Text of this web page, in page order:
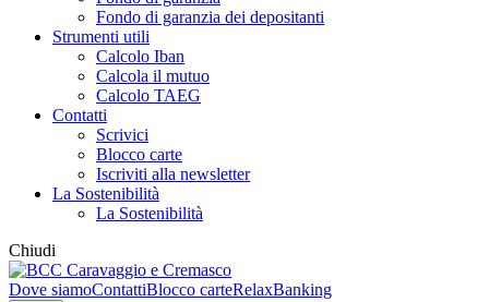
Fondo di garanzia dei depositanti
Strumenti utili
Calcolo Iban
Calcola il mutuo
Calcolo TAEG
Contatti
Scrivici
Blocco carte
Iscriviti alla newsletter
La Sostenibilità
La Sostenibilità
Chiudi
Dove siamoContattiBlocco carteRelaxBanking